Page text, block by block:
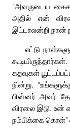
“அவருடைய
அதில் என்
இட்டாலன்றி நான்
எட்டு
கதவுகள்
நின்று,
பின்னர் அவர்
விரலை இடு. உன்
நம்பிக்கை கொள்”